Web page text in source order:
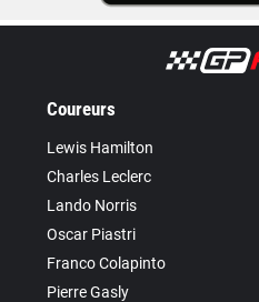
Coureurs
Lewis Hamilton
Charles Leclerc
Lando Norris
Oscar Piastri
Franco Colapinto
Pierre Gasly